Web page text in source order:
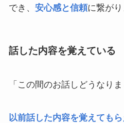
でき、 安心感と信頼に繋がり
話した内容を覚えている
「この間のお話しどうなりま
以前話した内容を覚えても